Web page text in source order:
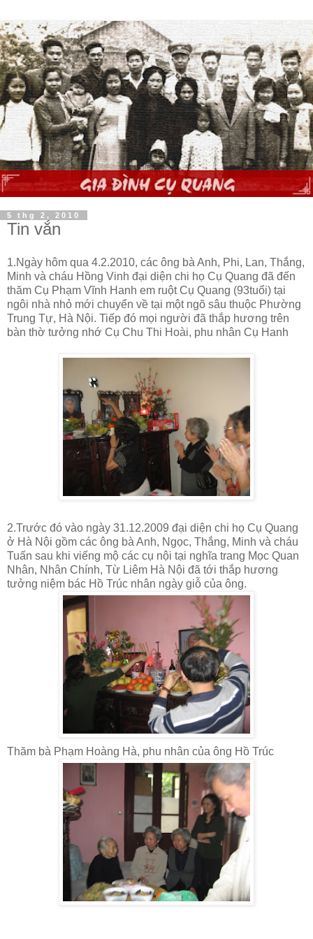
5 thg 2, 2010
Tin vắn
1.Ngày hôm qua 4.2.2010, các ông bà Anh, Phi, Lan, Thắng,
Minh và cháu Hồng Vinh đại diện chi họ Cụ Quang đã đến
thăm Cụ Phạm Vĩnh Hanh em ruột Cụ Quang (93tuổi) tại
ngôi nhà nhỏ mới chuyển về tại một ngõ sâu thuộc Phường
Trung Tự, Hà Nội. Tiếp đó mọi người đã thắp hương trên
bàn thờ tưởng nhớ Cụ Chu Thi Hoài, phu nhân Cụ Hanh
2.Trước đó vào ngày 31.12.2009 đại diện chi họ Cụ Quang
ở Hà Nội gồm các ông bà Anh, Ngọc, Thắng, Minh và cháu
Tuấn sau khi viếng mộ các cụ nội tại nghĩa trang Mọc Quan
Nhân, Nhân Chính, Từ Liêm Hà Nội đã tới thắp hương
tưởng niệm bác Hồ Trúc nhân ngày giỗ của ông.
Thăm bà Phạm Hoàng Hà, phu nhân của ông Hồ Trúc